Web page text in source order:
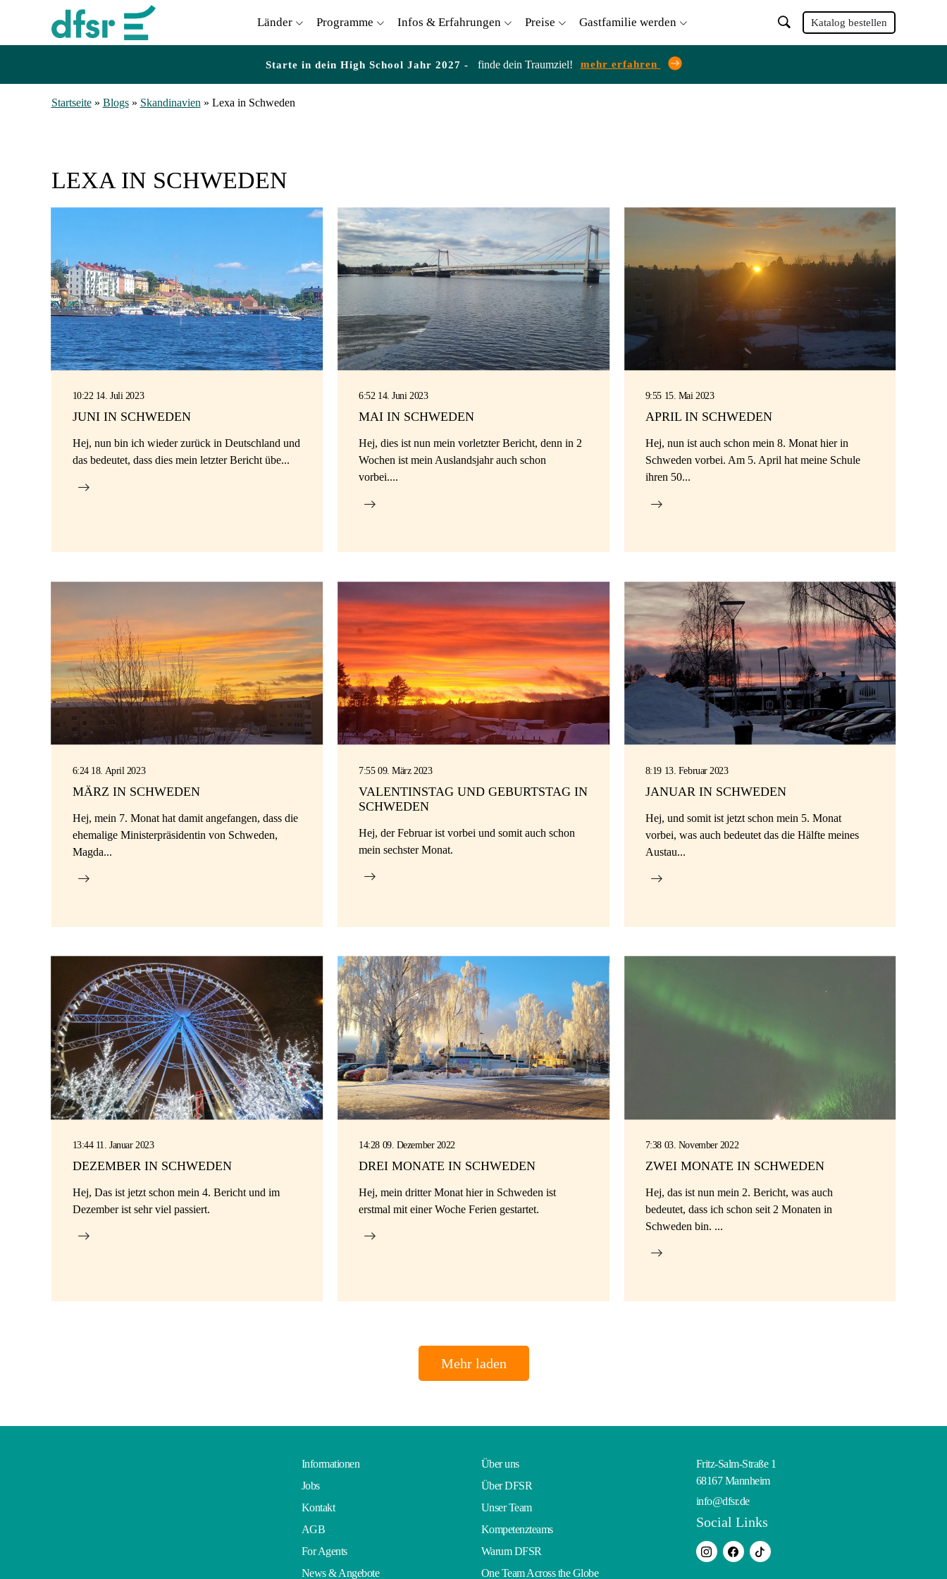
Länder Programme Infos & Erfahrungen Preise Gastfamilie werden Katalog bestellen
Starte in dein High School Jahr 2027 - finde dein Traumziel! mehr erfahren
Startseite» Blogs» Skandinavien » Lexa in Schweden
LEXA IN SCHWEDEN
10:22 14. Juli 2023
JUNI IN SCHWEDEN
Hej, nun bin ich wieder zurück in Deutschland und
das bedeutet, dass dies mein letzter Bericht übe...
6:52 14. Juni 2023
MAI IN SCHWEDEN
Hej, dies ist nun mein vorletzter Bericht, denn in 2
Wochen ist mein Auslandsjahr auch schon
vorbei....
9:55 15. Mai 2023
APRIL IN SCHWEDEN
Hej, nun ist auch schon mein 8. Monat hier in
Schweden vorbei. Am 5. April hat meine Schule
ihren 50...
6:24 18. April 2023
MÄRZ IN SCHWEDEN
Hej, mein 7. Monat hat damit angefangen, dass die
ehemalige Ministerpräsidentin von Schweden,
Magda...
7:55 09. März 2023
VALENTINSTAG UND GEBURTSTAG IN
SCHWEDEN
Hej, der Februar ist vorbei und somit auch schon
mein sechster Monat.
8:19 13. Februar 2023
JANUAR IN SCHWEDEN
Hej, und somit ist jetzt schon mein 5. Monat
vorbei, was auch bedeutet das die Hälfte meines
Austau...
13:44 11. Januar 2023
DEZEMBER IN SCHWEDEN
Hej, Das ist jetzt schon mein 4. Bericht und im
Dezember ist sehr viel passiert.
14:28 09. Dezember 2022
DREI MONATE IN SCHWEDEN
Hej, mein dritter Monat hier in Schweden ist
erstmal mit einer Woche Ferien gestartet.
7:38 03. November 2022
ZWEI MONATE IN SCHWEDEN
Hej, das ist nun mein 2. Bericht, was auch
bedeutet, dass ich schon seit 2 Monaten in
Schweden bin. ...
Mehr laden
Informationen
Jobs
Kontakt
AGB
For Agents
News & Angebote
Über uns
Über DFSR
Unser Team
Kompetenzteams
Warum DFSR
One Team Across the Globe
Fritz-Salm-Straße 1
68167 Mannheim
info@dfsr.de
Social Links